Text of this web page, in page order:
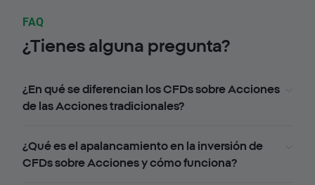
FAQ
¿Tienes alguna pregunta?
¿En qué se diferencian los CFDs sobre Acciones
de las Acciones tradicionales?
¿Qué es el apalancamiento en la inversión de
CFDs sobre Acciones y cómo funciona?